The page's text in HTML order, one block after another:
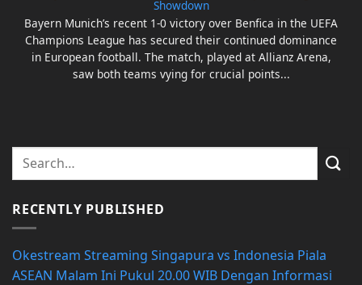
Showdown
Bayern Munich’s recent 1-0 victory over Benfica in the UEFA
Champions League has secured their continued dominance
in European football. The match, played at Allianz Arena,
saw both teams vying for crucial points...
RECENTLY PUBLISHED
Okestream Streaming Singapura vs Indonesia Piala
ASEAN Malam Ini Pukul 20.00 WIB Dengan Informasi